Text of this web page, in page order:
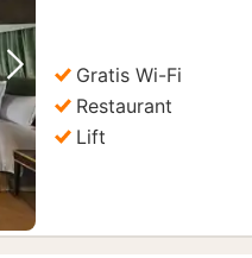
Volgende foto
Gratis Wi-Fi
Restaurant
Lift